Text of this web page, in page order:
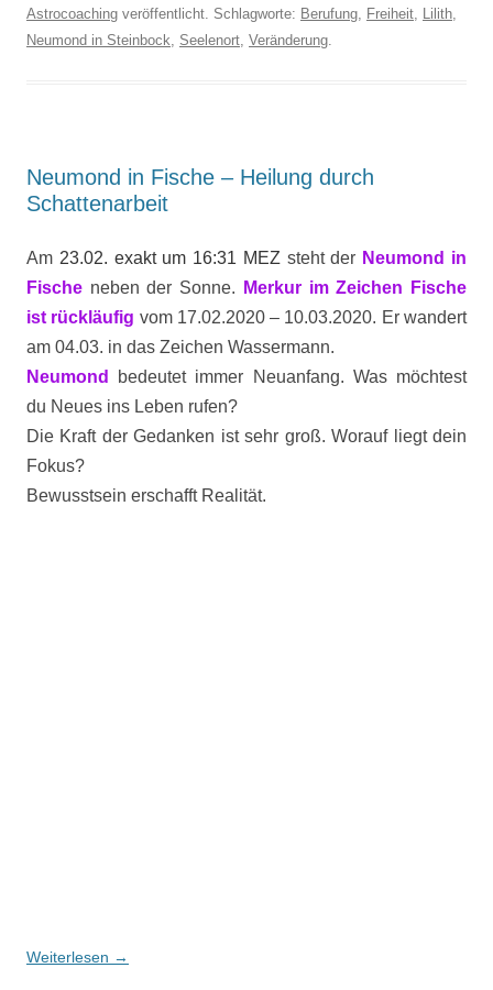
Astrocoaching veröffentlicht. Schlagworte: Berufung, Freiheit, Lilith,
Neumond in Steinbock, Seelenort, Veränderung.
Neumond in Fische – Heilung durch
Schattenarbeit
Am 23.02. exakt um 16:31 MEZ steht der Neumond in
Fische neben der Sonne.
Merkur im Zeichen Fische
ist rückläufig vom 17.02.2020 – 10.03.2020. Er wandert
am 04.03. in das Zeichen Wassermann.
Neumond
bedeutet immer Neuanfang. Was möchtest
du Neues ins Leben rufen?
Die Kraft der Gedanken ist sehr groß. Worauf liegt dein
Fokus?
Bewusstsein erschafft Realität.
Weiterlesen →